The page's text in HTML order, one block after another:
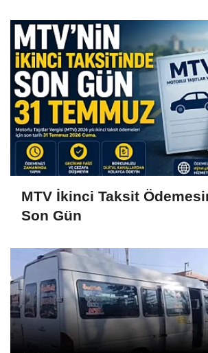
MTV İkinci Taksit
Son Gün